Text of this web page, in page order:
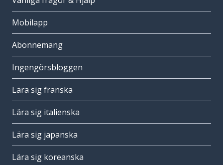
Mobilapp
Abonnemang
Ingengörsbloggen
Lära sig franska
Lära sig italienska
Lära sig japanska
Lära sig koreanska